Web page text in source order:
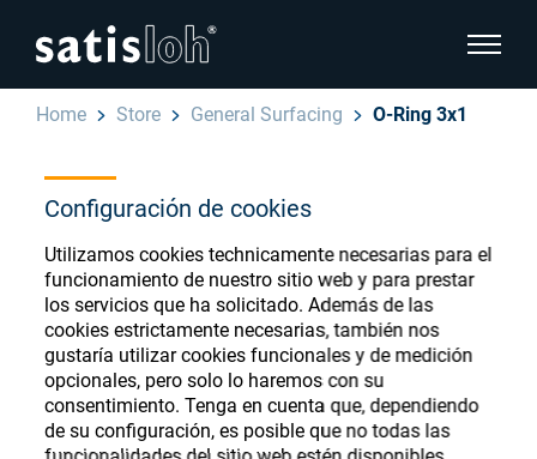
Configuración de cookies
Utilizamos cookies technicamente necesarias para el
funcionamiento de nuestro sitio web y para prestar
los servicios que ha solicitado. Además de las
cookies estrictamente necesarias, también nos
gustaría utilizar cookies funcionales y de medición
opcionales, pero solo lo haremos con su
consentimiento. Tenga en cuenta que, dependiendo
de su configuración, es posible que no todas las
show
Español
Oftálmica
Óptica de Precisión
Quiénes Somos
English
Deutsch
汉语
Français
Home Store General Surfacing O-Ring 3x1
Ophthalmic Consumables
Store
Register or Sign-in to access your accounts
and explore our wide range of ophthalmic